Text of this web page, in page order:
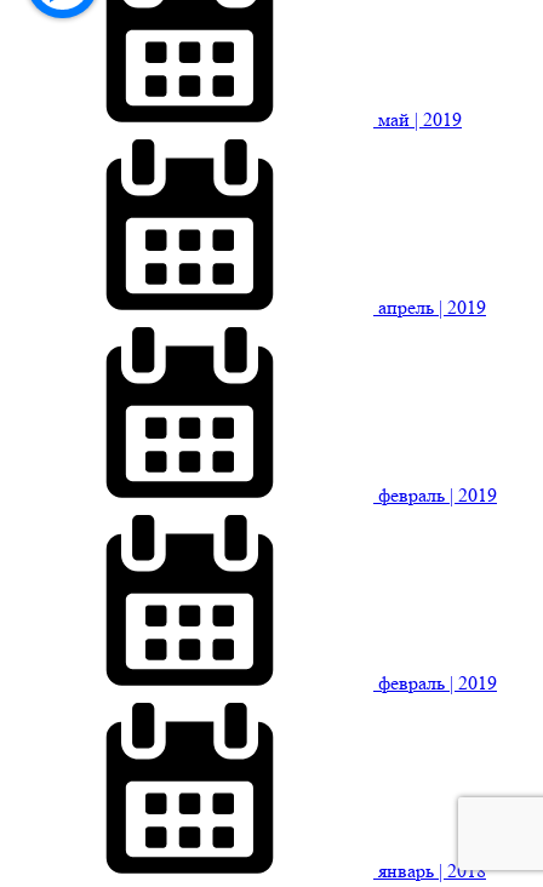
май | 2019
апрель | 2019
февраль | 2019
февраль | 2019
январь | 2018